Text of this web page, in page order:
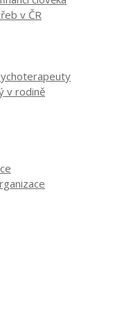
v ČR
v rodině